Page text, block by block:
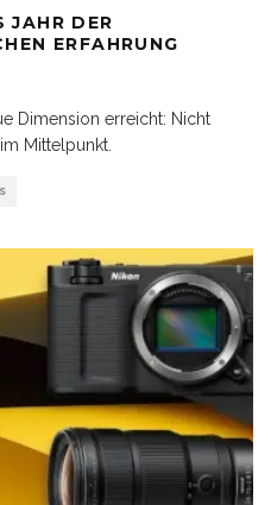
JAHR DER
ERFAHRUNG
Dimension erreicht: Nicht
Mittelpunkt.